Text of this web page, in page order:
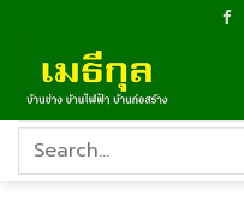
content
Search